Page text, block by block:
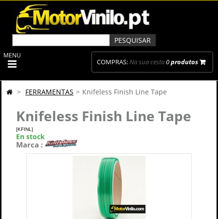
COMPRAS:Na sua cesta0produtos
MENU
> FERRAMENTAS > Knifeless Finish Line Tape
Knifeless Finish Line Tape
[KFINL]
En stock
Marca :